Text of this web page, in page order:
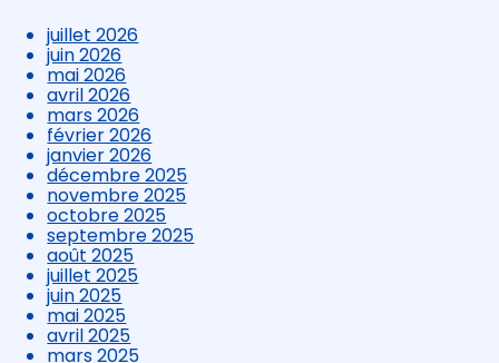
juillet 2026
juin 2026
mai 2026
avril 2026
mars 2026
février 2026
janvier 2026
décembre 2025
novembre 2025
octobre 2025
septembre 2025
août 2025
juillet 2025
juin 2025
mai 2025
avril 2025
mars 2025